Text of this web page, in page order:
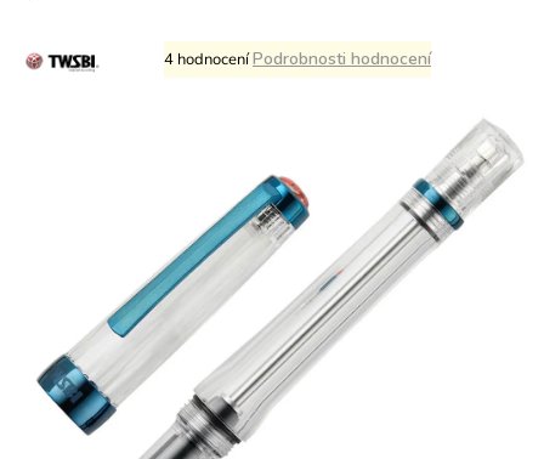
Průměrné
hodnocení
hvězdiček.
4 hodnoceníPodrobnosti hodnocení